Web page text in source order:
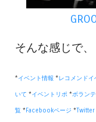
そんな感じで
*イベント情報 *レコメンドイ
いて *イベントリポ *ボラン
覧 * Facebookページ *Twitter